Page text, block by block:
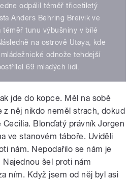
odpálil téměř třicetiletý
Anders Behring Breivik ve
tunu výbušniny v bílé
na ostrově Utøya, kde
odnože tehdejší
69 mladých lidí.
jde do kopce. Měl na sobě
z něj nikdo neměl strach, dokud
Blonďatý právník Jorgen
ve stanovém táboře. Uviděli
nám. Nepodařilo se nám je
šel proti nám
ním. Když jsem od něj byl asi